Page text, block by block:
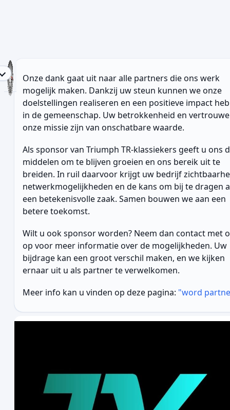
Onze dank gaat uit naar alle partners die ons werk
mogelijk maken. Dankzij uw steun kunnen we onze
doelstellingen realiseren en een positieve impact
in de gemeenschap. Uw betrokkenheid en
onze missie zijn van onschatbare waarde.
Als sponsor van Triumph TR-klassiekers geeft u ons
middelen om te blijven groeien en ons bereik uit te
breiden. In ruil daarvoor krijgt uw bedrijf
netwerkmogelijkheden en de kans om bij te dragen
een betekenisvolle zaak. Samen bouwen we aan een
betere toekomst.
Wilt u ook sponsor worden? Neem dan contact met
op voor meer informatie over de mogelijkheden. Uw
bijdrage kan een groot verschil maken, en we kijken
ernaar uit u als partner te verwelkomen.
Meer info kan u vinden op deze pagina: "word